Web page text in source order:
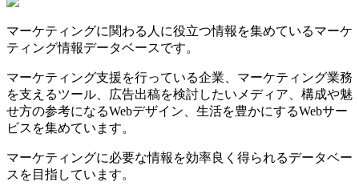
マーケティングに関わる人に役立つ情報を集めているマーケ
ティング情報データベースです。
マーケティング支援を行っている企業、マーケティング業務
を支えるツール、広告出稿を検討したいメディア、構成や魅
せ方の参考になるWebデザイン、生活を豊かにするWebサー
ビスを集めています。
マーケティングに必要な情報を効率良く得られるデータベー
スを目指しています。